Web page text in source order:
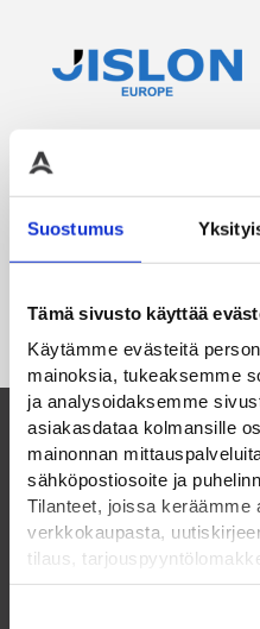
Suostumus
Tämä sivusto käyttää
Käytämme evästeitä
mainoksia, tukeaksemme
ja analysoidaksemme
asiakasdataa kolmansille
mainonnan
sähköpostiosoite ja
Tilanteet, joissa keräämme
verkkokaupasta,
tilaus,
yhteydenottolomakkeen
Suomalainen
kumppani
ELPAC OY